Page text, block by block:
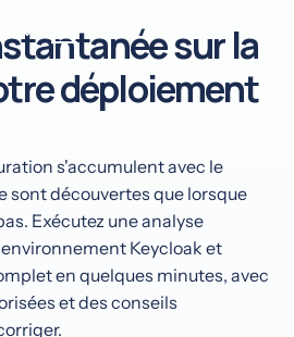
FR
sur la
déploiement
s'accumulent avec le
sont découvertes que lorsque
Exécutez une analyse
Keycloak et
en quelques minutes, avec
et des conseils